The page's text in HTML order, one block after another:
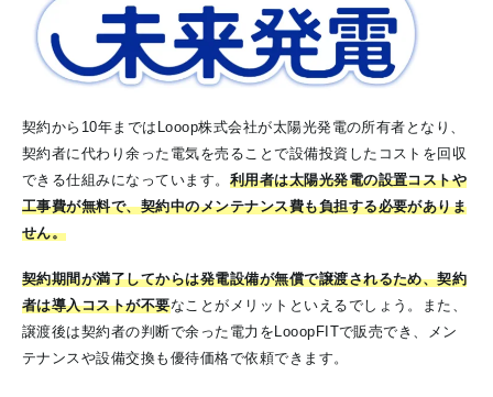
契約から10年まではLooop株式会社が太陽光発電の所有者となり、
契約者に代わり余った電気を売ることで設備投資したコストを回収
できる仕組みになっています。 利用者は太陽光発電の設置コストや
工事費が無料で、契約中のメンテナンス費も負担する必要がありま
せん。
契約期間が満了してからは発電設備が無償で譲渡されるため、契約
者は導入コストが不要なことがメリットといえるでしょう。また、
譲渡後は契約者の判断で余った電力をLooopFITで販売でき、メン
テナンスや設備交換も優待価格で依頼できます。